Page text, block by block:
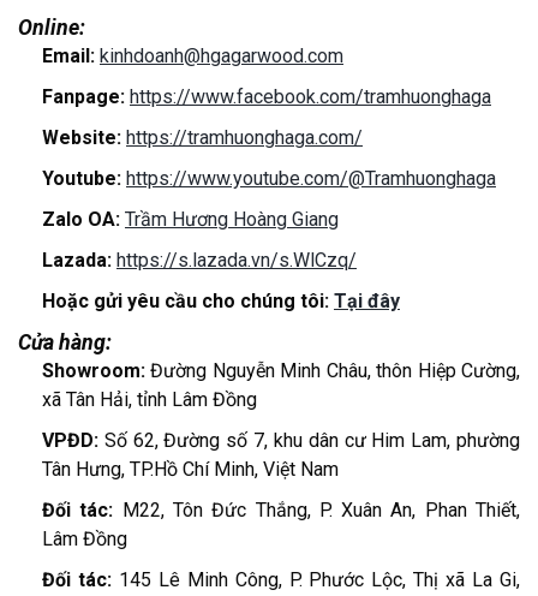
Online:
Email: kinhdoanh@hgagarwood.com
Fanpage: https://www.facebook.com/tramhuonghaga
Website: https://tramhuonghaga.com/
Youtube: https://www.youtube.com/@Tramhuonghaga
Zalo OA: Trầm Hương Hoàng Giang
Lazada: https://s.lazada.vn/s.WlCzq/
Hoặc gửi yêu cầu cho chúng tôi: Tại đây
Cửa hàng:
Showroom:Đường Nguyễn Minh Châu, thôn Hiệp Cường,
xã Tân Hải, tỉnh Lâm Đồng
VPĐD: Số 62, Đường số 7, khu dân cư Him Lam, phường
Tân Hưng, TP.Hồ Chí Minh, Việt Nam
Đối tác: M22, Tôn Đức Thắng, P. Xuân An, Phan Thiết,
Lâm Đồng
Đối tác: 145 Lê Minh Công, P. Phước Lộc, Thị xã La Gi,